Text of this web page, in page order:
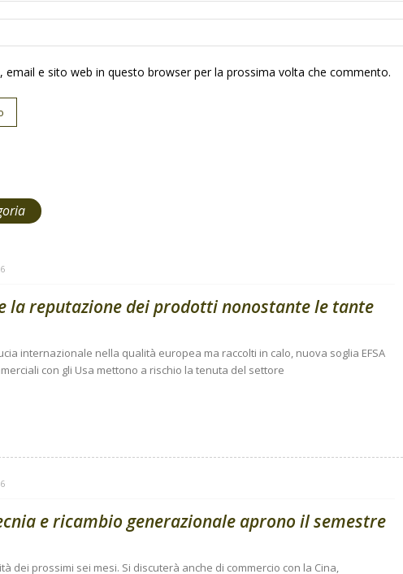
email e sito web in questo browser per la prossima volta che commento.
la reputazione dei prodotti nonostante le tante
internazionale nella qualità europea ma raccolti in calo, nuova soglia EFSA
con gli Usa mettono a rischio la tenuta del settore
e ricambio generazionale aprono il semestre
dei prossimi sei mesi. Si discuterà anche di commercio con la Cina,